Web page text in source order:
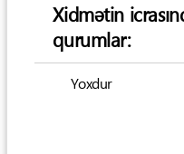
Xidmətin
qurumlar:
Yoxdur